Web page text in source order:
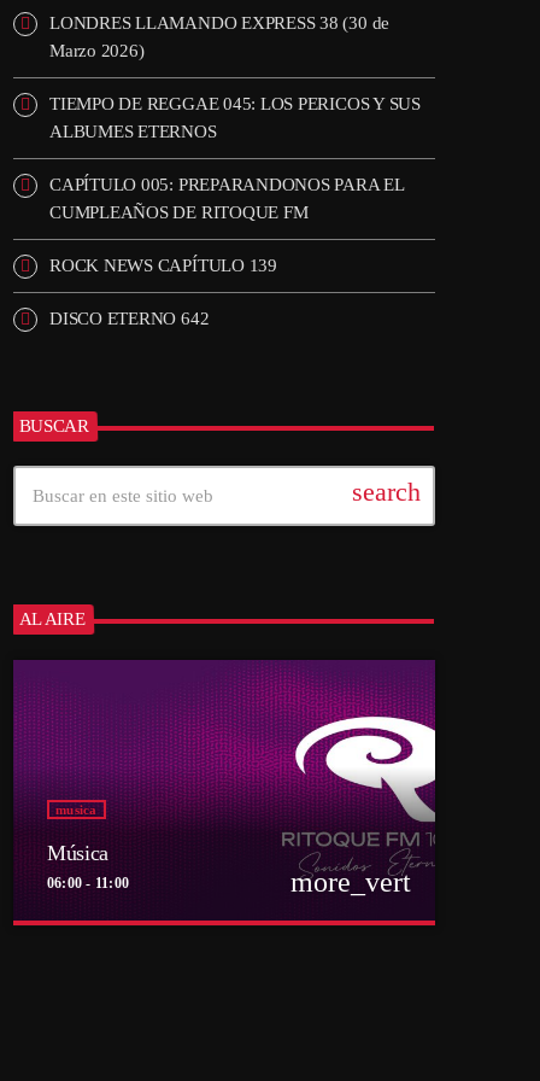
LONDRES LLAMANDO EXPRESS 38 (30 de
Marzo 2026)
TIEMPO DE REGGAE 045: LOS PERICOS Y SUS
ALBUMES ETERNOS
CAPÍTULO 005: PREPARANDONOS PARA EL
CUMPLEAÑOS DE RITOQUE FM
ROCK NEWS CAPÍTULO 139
DISCO ETERNO 642
BUSCAR
search
AL AIRE
musica
Música
06:00 - 11:00 more_vert